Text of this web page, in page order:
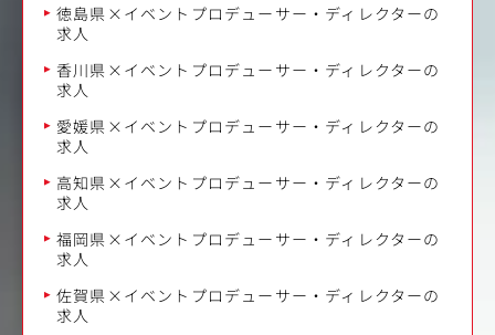
徳島県×イベントプロデューサー・ディレクターの
求人
香川県×イベントプロデューサー・ディレクターの
求人
愛媛県×イベントプロデューサー・ディレクターの
求人
高知県×イベントプロデューサー・ディレクターの
求人
福岡県×イベントプロデューサー・ディレクターの
求人
佐賀県×イベントプロデューサー・ディレクターの
求人